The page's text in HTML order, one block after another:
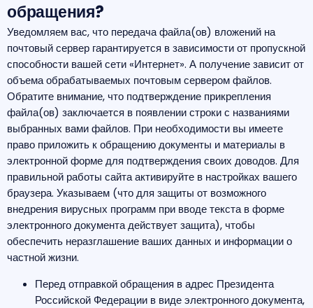
обращения?
Уведомляем вас, что передача файла(ов) вложений на
почтовый сервер гарантируется в зависимости от пропускной
способности вашей сети «Интернет». А получение зависит от
объема обрабатываемых почтовым сервером файлов.
Обратите внимание, что подтверждение прикрепления
файла(ов) заключается в появлении строки с названиями
выбранных вами файлов. При необходимости вы имеете
право приложить к обращению документы и материалы в
электронной форме для подтверждения своих доводов. Для
правильной работы сайта активируйте в настройках вашего
браузера. Указываем (что для защиты от возможного
внедрения вирусных программ при вводе текста в форме
электронного документа действует защита), чтобы
обеспечить неразглашение ваших данных и информации о
частной жизни.
Перед отправкой обращения в адрес Президента
Российской Федерации в виде электронного документа,